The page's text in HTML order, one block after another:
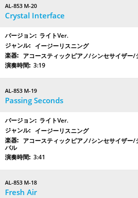
AL-853 M-20
Crystal Interface
ライトVer.
イージーリスニング
アコースティックピアノ/シンセサイザー
3:19
AL-853 M-19
Passing Seconds
ライトVer.
イージーリスニング
アコースティックピアノ/シンセサイザー
バル
3:41
AL-853 M-18
Fresh Air